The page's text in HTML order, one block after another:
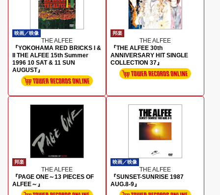
映画／映像
THE ALFEE
『YOKOHAMA RED BRICKS I &
II THE ALFEE 15th Summer
1996 10 SAT & 11 SUN
AUGUST』
邦楽
THE ALFEE
『THE ALFEE 30th
ANNIVERSARY HIT SINGLE
COLLECTION 37』
邦楽
THE ALFEE
『PAGE ONE～13 PIECES OF
ALFEE～』
映画／映像
THE ALFEE
『SUNSET-SUNRISE 1987
AUG.8-9』